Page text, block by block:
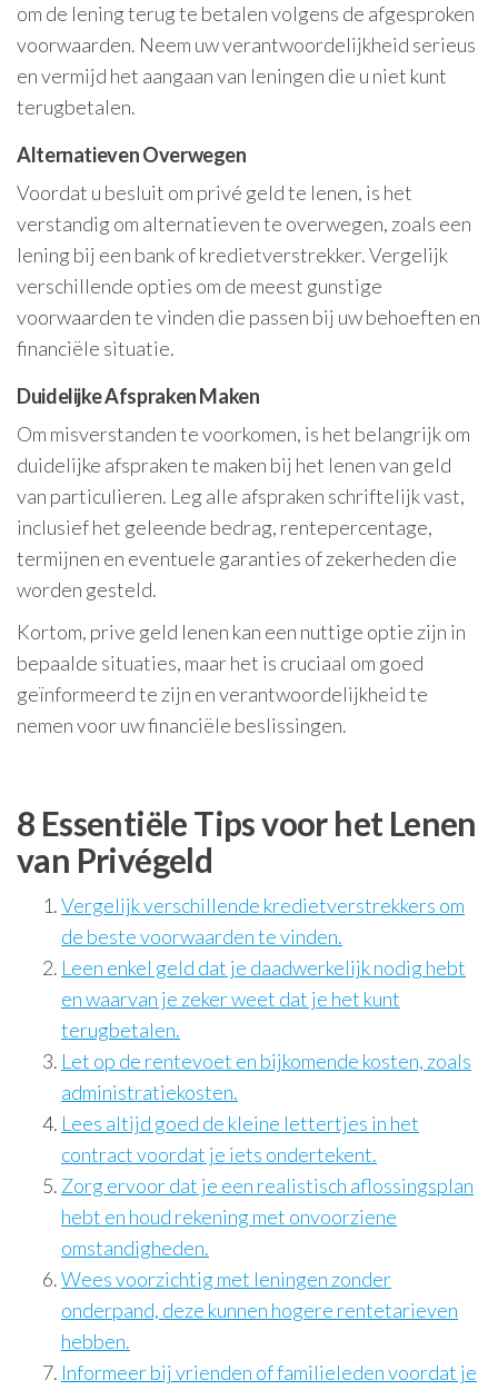
om de lening terug te betalen volgens de afgesproken
voorwaarden. Neem uw verantwoordelijkheid serieus
en vermijd het aangaan van leningen die u niet kunt
terugbetalen.
Alternatieven Overwegen
Voordat u besluit om privé geld te lenen, is het
verstandig om alternatieven te overwegen, zoals een
lening bij een bank of kredietverstrekker. Vergelijk
verschillende opties om de meest gunstige
voorwaarden te vinden die passen bij uw behoeften en
financiële situatie.
Duidelijke Afspraken Maken
Om misverstanden te voorkomen, is het belangrijk om
duidelijke afspraken te maken bij het lenen van geld
van particulieren. Leg alle afspraken schriftelijk vast,
inclusief het geleende bedrag, rentepercentage,
termijnen en eventuele garanties of zekerheden die
worden gesteld.
Kortom, prive geld lenen kan een nuttige optie zijn in
bepaalde situaties, maar het is cruciaal om goed
geïnformeerd te zijn en verantwoordelijkheid te
nemen voor uw financiële beslissingen.
8 Essentiële Tips voor het Lenen
van Privégeld
Vergelijk verschillende kredietverstrekkers om
de beste voorwaarden te vinden.
Leen enkel geld dat je daadwerkelijk nodig hebt
en waarvan je zeker weet dat je het kunt
terugbetalen.
Let op de rentevoet en bijkomende kosten, zoals
administratiekosten.
Lees altijd goed de kleine lettertjes in het
contract voordat je iets ondertekent.
Zorg ervoor dat je een realistisch aflossingsplan
hebt en houd rekening met onvoorziene
omstandigheden.
Wees voorzichtig met leningen zonder
onderpand, deze kunnen hogere rentetarieven
hebben.
Informeer bij vrienden of familieleden voordat je